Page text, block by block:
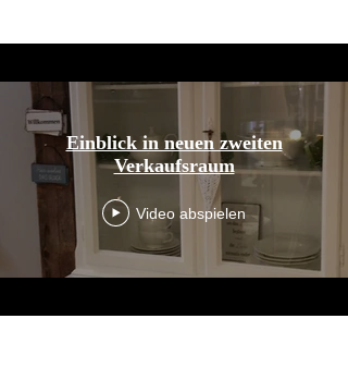
Einblick in neuen zweiten
Verkaufsraum
Video abspielen